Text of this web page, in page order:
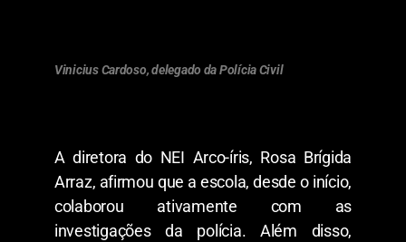
Vinicius Cardoso, delegado da Polícia Civil
A diretora do NEI Arco-íris, Rosa Brígida
Arraz, afirmou que a escola, desde o início,
colaborou ativamente com as
investigações da polícia. Além disso,